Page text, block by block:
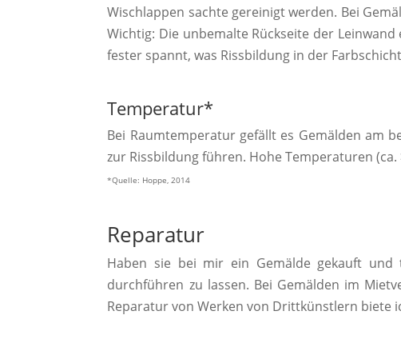
Wischlappen sachte gereinigt werden. Bei
Wichtig: Die unbemalte Rückseite der
fester spannt, was Rissbildung in der
Temperatur*
Bei Raumtemperatur gefällt es Gemälden am
zur Rissbildung führen. Hohe Temperaturen
*Quelle: Hoppe, 2014
Reparatur
Haben sie bei mir ein Gemälde gekauft
durchführen zu lassen. Bei Gemälden im
Reparatur von Werken von Drittkünstlern biete